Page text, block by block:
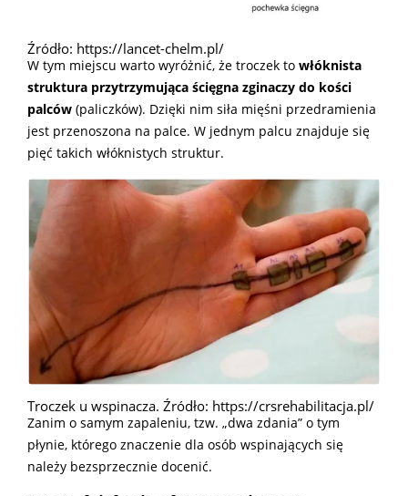
Źródło: https://lancet-chelm.pl/
W tym miejscu warto wyróżnić, że troczek to włóknista
struktura przytrzymująca ścięgna zginaczy do kości
palców (paliczków). Dzięki nim siła mięśni przedramienia
jest przenoszona na palce. W jednym palcu znajduje się
pięć takich włóknistych struktur.
Troczek u wspinacza. Źródło: https://crsrehabilitacja.pl/
Zanim o samym zapaleniu, tzw. „dwa zdania” o tym
płynie, którego znaczenie dla osób wspinających się
należy bezsprzecznie docenić.